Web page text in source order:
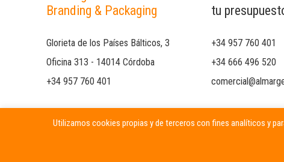
Branding & Packaging
Glorieta de los Países Bálticos, 3
Oficina 313 - 14014 Córdoba
+34 957 760 401
tu
+34 957 760 401
+34 666 496 520
Utilizamos cookies propias y de terceros con fines analíticos y